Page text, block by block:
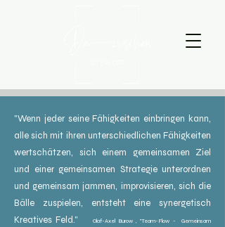
"Wenn jeder seine Fähigkeiten einbringen kann,
alle sich mit ihren unterschiedlichen Fähigkeiten
wertschätzen, sich einem gemeinsamen Ziel
und einer gemeinsamen Strategie unterordnen
und gemeinsam jammen, improvisieren, sich die
Bälle zuspielen, entsteht eine synergetisch
Kreatives Feld."
Olaf-Axel Burow , "Team-Flow - Gemeinsam